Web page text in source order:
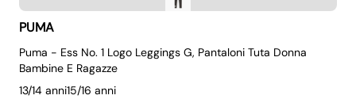
PUMA
Puma - Ess No. 1 Logo Leggings G, Pantaloni Tuta Donna
Bambine E Ragazze
13/14 anni15/16 anni